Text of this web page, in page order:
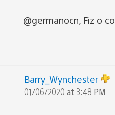
@germanocn, Fiz o
Barry_Wynchester
01/06/2020 at 3:48 PM